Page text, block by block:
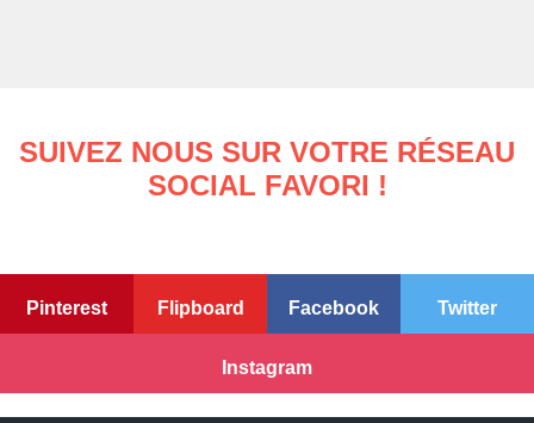
SUIVEZ NOUS SUR VOTRE RÉSEAU
SOCIAL FAVORI !
Pinterest Flipboard Facebook Twitter
Instagram